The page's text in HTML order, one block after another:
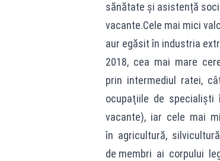
sănătate și asistență
vacante.Cele mai mici
aur egăsit în industria
2018, cea mai mare
prin intermediul ratei,
ocupaţiile de specialişti
vacante), iar cele mai
în agricultură,
de membri ai corpului